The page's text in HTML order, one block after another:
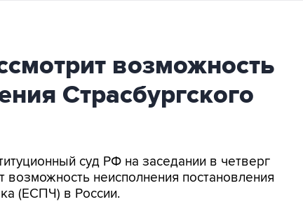
возможность
Страсбургского
суд РФ на заседании в четверг
неисполнения постановления
(ЕСПЧ) в России.